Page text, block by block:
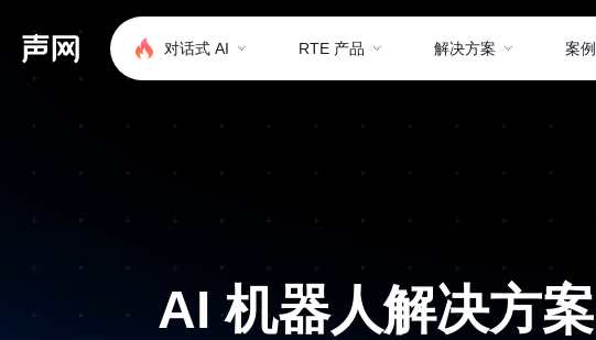
对话式 AI RTE 产品 解决方案 案例
AI 机器人解决方案